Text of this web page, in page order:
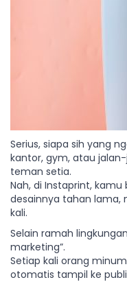
Serius, siapa sih yang
kantor, gym, atau
teman setia.
Nah, di Instaprint, kamu
desainnya tahan lama,
kali.
Selain ramah
marketing”.
Setiap kali orang
otomatis tampil ke